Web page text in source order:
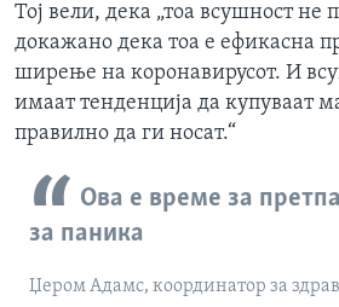
Тој вели, дека „тоа всушност не
докажано дека тоа е ефикасна
ширење на коронавирусот. И
имаат тенденција да купуваат
правилно да ги носат.“
Ова е време за
за паника
Џером Адамс, координатор за